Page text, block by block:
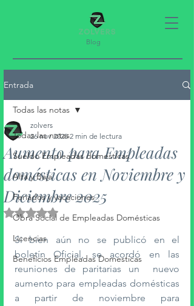
Blog
Entrada
Todas las notas
Sueldo Empleadas domesticas
Alta y Baja
Feriados y vacaciones
Obra Social de Empleadas Domésticas
Licencias
Beneficios Empleadas Domesticas
Todas las notas
Aumento para Empleadas
domésticas en Noviembre y
Diciembre 2025
zolvers
26 nov 2025 2 min de lectura
Obtuvo NaN de 5 estrellas.
Si bien aún no se publicó en el
boletín Oficial, se acordó en las
reuniones de paritarias un  nuevo
aumento para empleadas domésticas
a partir de noviembre para